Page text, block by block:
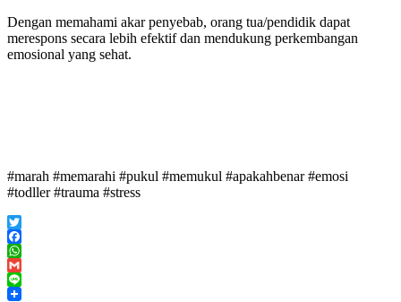
Dengan memahami akar penyebab, orang tua/pendidik dapat
merespons secara lebih efektif dan mendukung perkembangan
emosional yang sehat.
#marah #memarahi #pukul #memukul #apakahbenar #emosi
#todller #trauma #stress
Twitter
Facebook
WhatsApp
Gmail
Line